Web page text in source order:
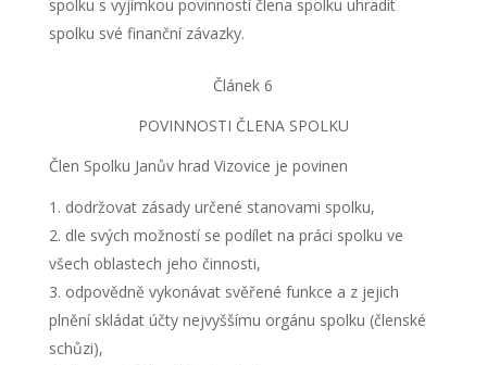
spolku s vyjímkou povinností člena spolku uhradit
spolku své finanční závazky.
Článek 6
POVINNOSTI ČLENA SPOLKU
Člen Spolku Janův hrad Vizovice je povinen
dodržovat zásady určené stanovami spolku,
dle svých možností se podílet na práci spolku ve
všech oblastech jeho činnosti,
odpovědně vykonávat svěřené funkce a z jejich
plnění skládat účty nejvyššímu orgánu spolku (členské
schůzi),